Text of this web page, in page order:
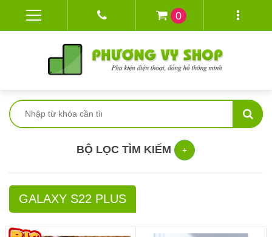
0
BỘ LỌC TÌM KIẾM +
GALAXY S22 PLUS